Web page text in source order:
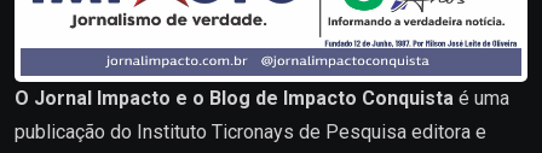
O Jornal Impacto e o Blog de Impacto Conquista é uma
publicação do Instituto Ticronays de Pesquisa editora e